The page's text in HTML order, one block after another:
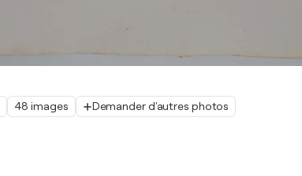
48 images Demander d'autres photos